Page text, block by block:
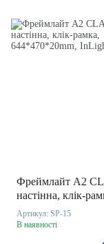
Фреймлайт A2
настінна, клік-
644*470*20mm,
Артикул: SP-15
В наявності